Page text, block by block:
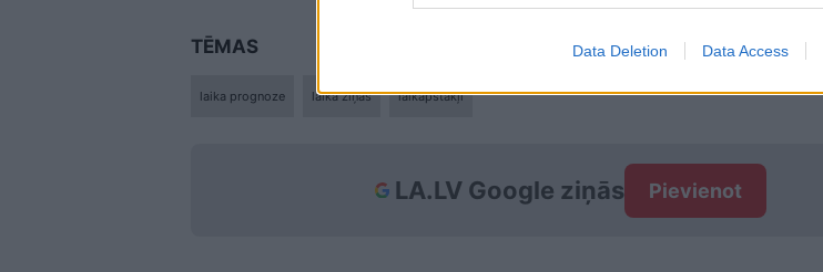
Data Deletion Data Access
TĒMAS
laika prognoze laika ziņas laikapstākļi
LA.LV Google ziņās Pievienot